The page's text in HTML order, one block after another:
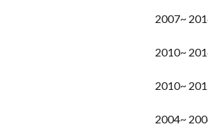
2007~
2010~
2010~
2004~